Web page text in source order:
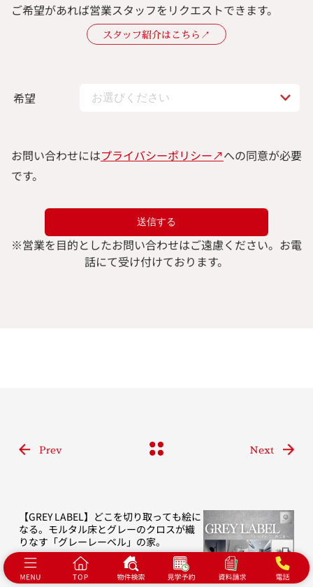
ご希望があれば営業スタッフをリクエストできます。
スタッフ紹介はこちら↗︎
希望
お問い合わせにはプライバシーポリシー↗︎への同意が必要
です。
※営業を目的としたお問い合わせはご遠慮ください。 お電
話にて受け付けております。
Prev Next
【GREY LABEL】どこを切り取っても絵に
なる。モルタル床とグレーのクロスが織
りなす「グレーレーベル」の家。
ブログ 2026.07.31